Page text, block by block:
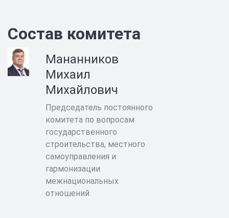
Состав комитета
Мананников
Михаил
Михайлович
Председатель постоянного
комитета по вопросам
государственного
строительства, местного
самоуправления и
гармонизации
межнациональных
отношений